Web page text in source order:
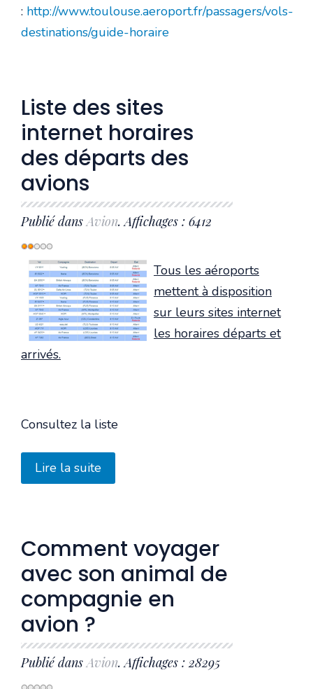
: http://www.toulouse.aeroport.fr/passagers/vols-
destinations/guide-horaire
Liste des sites
internet horaires
des départs des
avions
Publié dansAvion. Affichages : 6412
Vote
utilisateur:2/5
Tous les aéroports
mettent à disposition
sur leurs sites internet
les horaires départs et
arrivés.
Consultez la liste
Lire la suite
Comment voyager
avec son animal de
compagnie en
avion ?
Publié dansAvion. Affichages : 28295